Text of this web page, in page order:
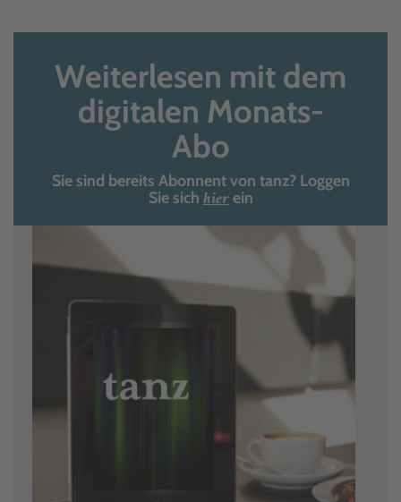
Weiterlesen mit dem
digitalen Monats-
Abo
Sie sind bereits Abonnent von tanz? Loggen
Sie sich hierein